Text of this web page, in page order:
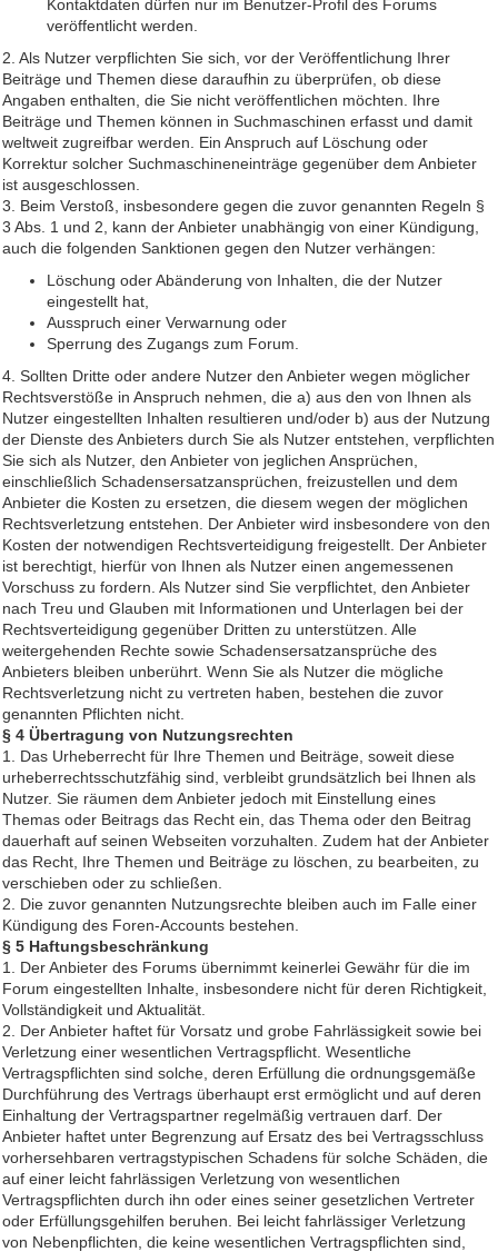
Kontaktdaten dürfen nur im Benutzer-Profil des Forums
veröffentlicht werden.
2. Als Nutzer verpflichten Sie sich, vor der Veröffentlichung Ihrer
Beiträge und Themen diese daraufhin zu überprüfen, ob diese
Angaben enthalten, die Sie nicht veröffentlichen möchten. Ihre
Beiträge und Themen können in Suchmaschinen erfasst und damit
weltweit zugreifbar werden. Ein Anspruch auf Löschung oder
Korrektur solcher Suchmaschineneinträge gegenüber dem Anbieter
ist ausgeschlossen.
3. Beim Verstoß, insbesondere gegen die zuvor genannten Regeln §
3 Abs. 1 und 2, kann der Anbieter unabhängig von einer Kündigung,
auch die folgenden Sanktionen gegen den Nutzer verhängen:
Löschung oder Abänderung von Inhalten, die der Nutzer
eingestellt hat,
Ausspruch einer Verwarnung oder
Sperrung des Zugangs zum Forum.
4. Sollten Dritte oder andere Nutzer den Anbieter wegen möglicher
Rechtsverstöße in Anspruch nehmen, die a) aus den von Ihnen als
Nutzer eingestellten Inhalten resultieren und/oder b) aus der Nutzung
der Dienste des Anbieters durch Sie als Nutzer entstehen, verpflichten
Sie sich als Nutzer, den Anbieter von jeglichen Ansprüchen,
einschließlich Schadensersatzansprüchen, freizustellen und dem
Anbieter die Kosten zu ersetzen, die diesem wegen der möglichen
Rechtsverletzung entstehen. Der Anbieter wird insbesondere von den
Kosten der notwendigen Rechtsverteidigung freigestellt. Der Anbieter
ist berechtigt, hierfür von Ihnen als Nutzer einen angemessenen
Vorschuss zu fordern. Als Nutzer sind Sie verpflichtet, den Anbieter
nach Treu und Glauben mit Informationen und Unterlagen bei der
Rechtsverteidigung gegenüber Dritten zu unterstützen. Alle
weitergehenden Rechte sowie Schadensersatzansprüche des
Anbieters bleiben unberührt. Wenn Sie als Nutzer die mögliche
Rechtsverletzung nicht zu vertreten haben, bestehen die zuvor
genannten Pflichten nicht.
§ 4 Übertragung von Nutzungsrechten
1. Das Urheberrecht für Ihre Themen und Beiträge, soweit diese
urheberrechtsschutzfähig sind, verbleibt grundsätzlich bei Ihnen als
Nutzer. Sie räumen dem Anbieter jedoch mit Einstellung eines
Themas oder Beitrags das Recht ein, das Thema oder den Beitrag
dauerhaft auf seinen Webseiten vorzuhalten. Zudem hat der Anbieter
das Recht, Ihre Themen und Beiträge zu löschen, zu bearbeiten, zu
verschieben oder zu schließen.
2. Die zuvor genannten Nutzungsrechte bleiben auch im Falle einer
Kündigung des Foren-Accounts bestehen.
§ 5 Haftungsbeschränkung
1. Der Anbieter des Forums übernimmt keinerlei Gewähr für die im
Forum eingestellten Inhalte, insbesondere nicht für deren Richtigkeit,
Vollständigkeit und Aktualität.
2. Der Anbieter haftet für Vorsatz und grobe Fahrlässigkeit sowie bei
Verletzung einer wesentlichen Vertragspflicht. Wesentliche
Vertragspflichten sind solche, deren Erfüllung die ordnungsgemäße
Durchführung des Vertrags überhaupt erst ermöglicht und auf deren
Einhaltung der Vertragspartner regelmäßig vertrauen darf. Der
Anbieter haftet unter Begrenzung auf Ersatz des bei Vertragsschluss
vorhersehbaren vertragstypischen Schadens für solche Schäden, die
auf einer leicht fahrlässigen Verletzung von wesentlichen
Vertragspflichten durch ihn oder eines seiner gesetzlichen Vertreter
oder Erfüllungsgehilfen beruhen. Bei leicht fahrlässiger Verletzung
von Nebenpflichten, die keine wesentlichen Vertragspflichten sind,